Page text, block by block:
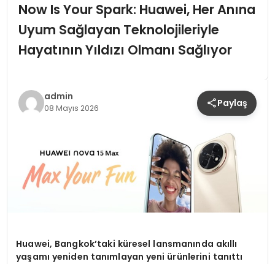
EKONOMI
SPOR
TEKNOLOJI
Now Is Your Spark: Huawei, Her Anına
Uyum Sağlayan Teknolojileriyle
Hayatının Yıldızı Olmanı Sağlıyor
admin
08 Mayıs 2026 Paylaş
Huawei, Bangkok’taki küresel lansmanında akıllı
yaşamı yeniden tanımlayan yeni ürünlerini tanıttı